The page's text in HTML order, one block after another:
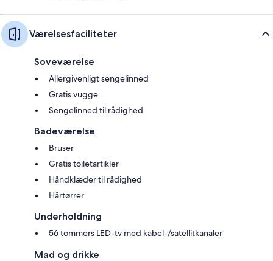
Værelsesfaciliteter
Soveværelse
Allergivenligt sengelinned
Gratis vugge
Sengelinned til rådighed
Badeværelse
Bruser
Gratis toiletartikler
Håndklæder til rådighed
Hårtørrer
Underholdning
56 tommers LED-tv med kabel-/satellitkanaler
Mad og drikke